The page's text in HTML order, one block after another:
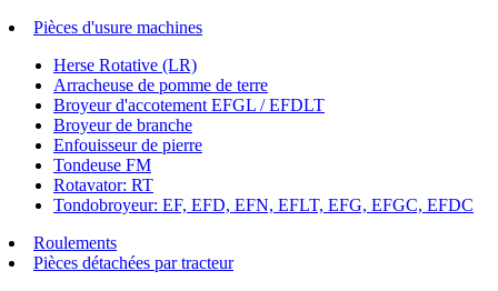
Pièces d'usure machines
Herse Rotative (LR)
Arracheuse de pomme de terre
Broyeur d'accotement EFGL / EFDLT
Broyeur de branche
Enfouisseur de pierre
Tondeuse FM
Rotavator: RT
Tondobroyeur: EF, EFD, EFN, EFLT, EFG, EFGC, EFDC
Roulements
Pièces détachées par tracteur